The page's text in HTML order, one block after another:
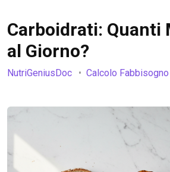
Carboidrati: Quanti
al Giorno?
NutriGeniusDoc Calcolo Fabbisogno